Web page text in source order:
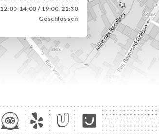
12:00-14:00 / 19:00-21:30
Geschlossen